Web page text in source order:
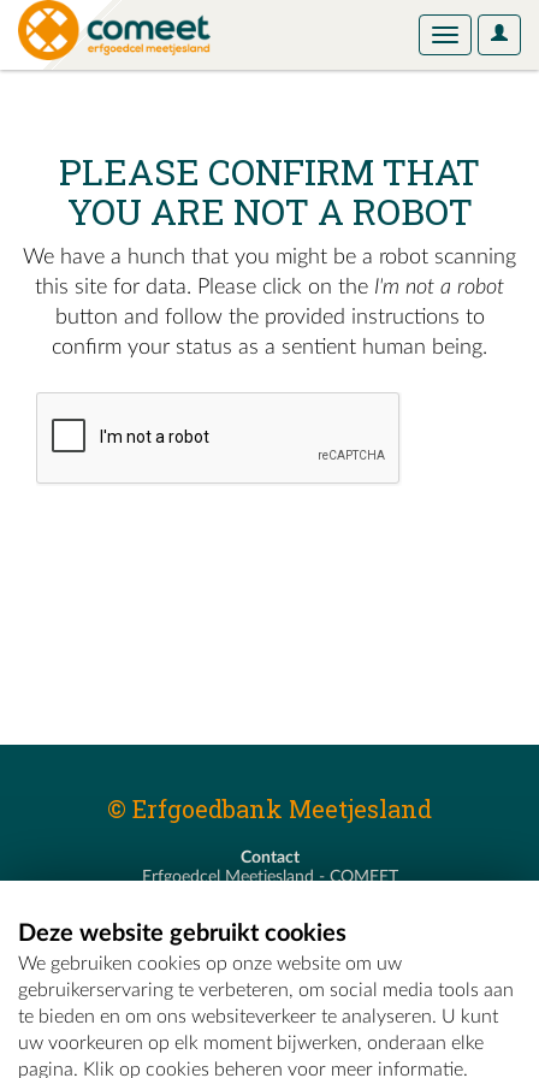
User
Toggle
PLEASE CONFIRM THAT
YOU ARE NOT A ROBOT
We have a hunch that you might be a robot scanning
this site for data. Please click on the I'm not a robot
button and follow the provided instructions to
confirm your status as a sentient human being.
© Erfgoedbank Meetjesland
Contact
Erfgoedcel Meetjesland - COMEET
T - 09 373 75 96
E -erfgoedcel@comeet.be
Deze website gebruikt cookies
We gebruiken cookies op onze website om uw
gebruikerservaring te verbeteren, om social media tools aan
te bieden en om ons websiteverkeer te analyseren. U kunt
uw voorkeuren op elk moment bijwerken, onderaan elke
pagina. Klik op cookies beheren voor meer informatie.